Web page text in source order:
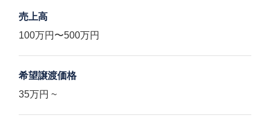
売上高
100万円〜500万円
希望譲渡価格
35万円 ~